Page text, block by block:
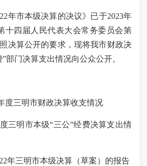
市本级决算的决议》已于2023年
十四届人民代表大会常务委员会第
决算公开的要求，现将我市财政决
部门决算支出情况向公众公开。
三明市财政决算收支情况
市本级“三公”经费决算支出情
明市本级决算（草案）的报告